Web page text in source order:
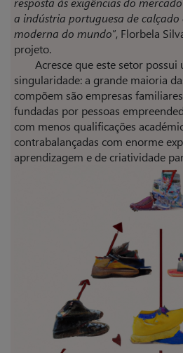
a indústria portuguesa de
moderna do mundo”, Florbela
projeto.
Acresce que este setor
singularidade: a grande maioria
compõem são empresas
fundadas por pessoas
com menos qualificações
contrabalançadas com enorme
aprendizagem e de criatividade